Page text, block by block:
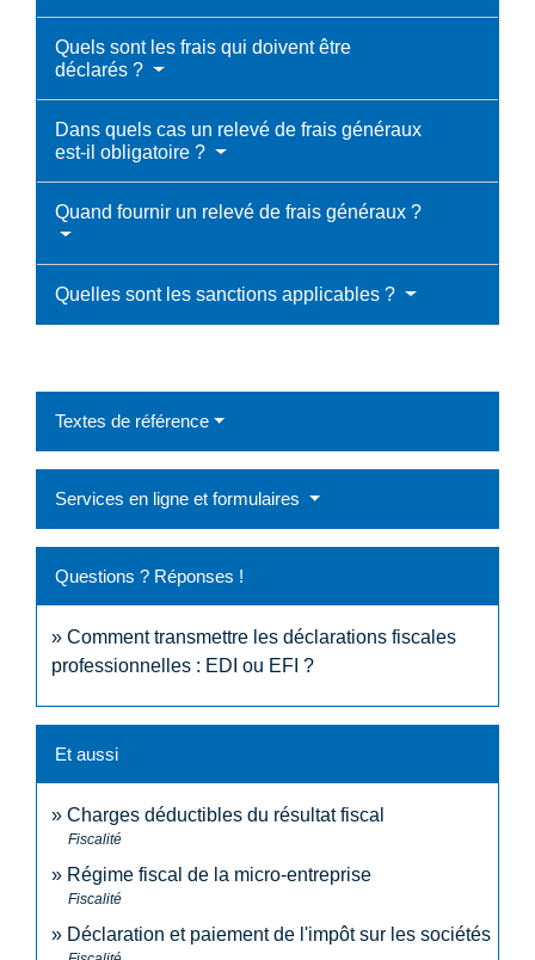
Quels sont les frais qui doivent être
déclarés ?
Dans quels cas un relevé de frais généraux
est-il obligatoire ?
Quand fournir un relevé de frais généraux ?
Quelles sont les sanctions applicables ?
Textes de référence
Services en ligne et formulaires
Questions ? Réponses !
Comment transmettre les déclarations fiscales
professionnelles : EDI ou EFI ?
Et aussi
Charges déductibles du résultat fiscal
Fiscalité
Régime fiscal de la micro-entreprise
Fiscalité
Déclaration et paiement de l'impôt sur les sociétés